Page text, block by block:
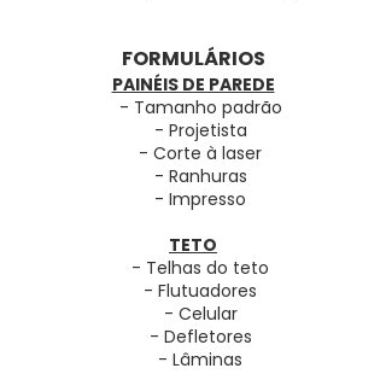
FORMULÁRIOS
PAINÉIS DE PAREDE
- Tamanho padrão
- Projetista
- Corte à laser
- Ranhuras
- Impresso
TETO
- Telhas do teto
- Flutuadores
- Celular
- Defletores
- Lâminas